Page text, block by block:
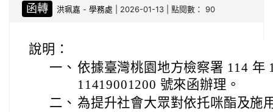
函轉 洪珮嘉 -學務處 | 2026-01-13 | 點閱數： 90
說明：
一、 依據臺灣桃園地方檢察署 114 年
11419001200 號來函辦理。
二、 為提升社會大眾對依托咪酯及施